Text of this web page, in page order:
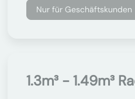
Nur für Geschäftskunden
1.3m³ - 1.49m³